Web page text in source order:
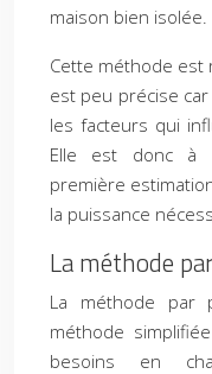
maison bien isolée.
Cette méthode est
est peu précise
les facteurs qui
Elle est donc à
première
la puissance
La méthode
La méthode par
méthode
besoins en